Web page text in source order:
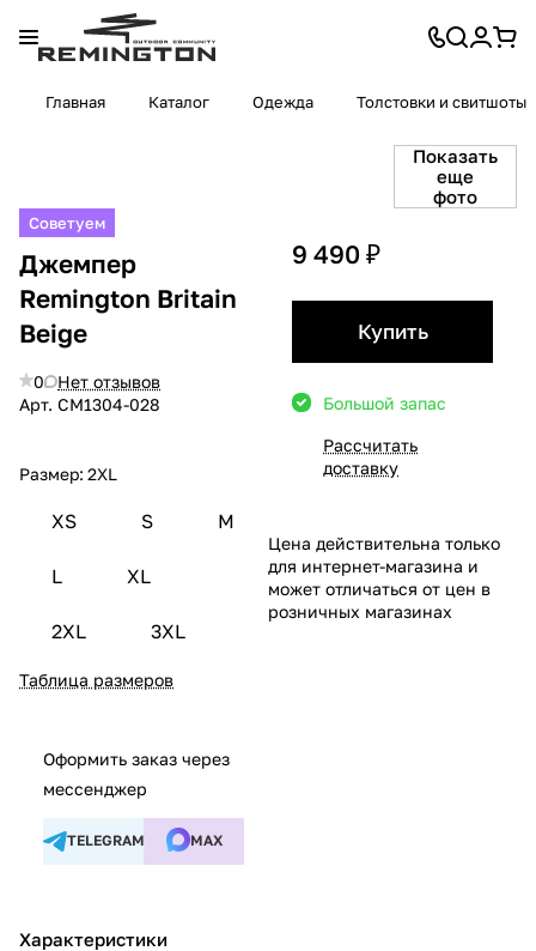
Главная Каталог Одежда Толстовки и свитшоты
Показать
еще
фото
Советуем
Джемпер
Remington Britain
Beige
0
Нет отзывов
Арт. CM1304-028
Размер: 2XL
XS S M
L XL
2XL 3XL
Таблица размеров
Оформить заказ через
мессенджер
TELEGRAM MAX
Характеристики
9 490 ₽
Купить
Большой запас
Рассчитать
доставку
Цена действительна только
для интернет-магазина и
может отличаться от цен в
розничных магазинах